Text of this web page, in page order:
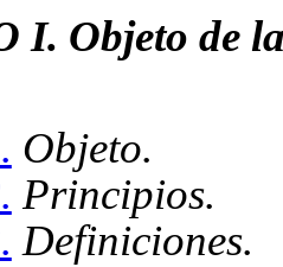
I. Objeto de
Objeto.
Principios.
Definiciones.